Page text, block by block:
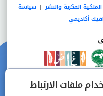
الفكرية والنشر | سياسة
أكاديمي
ملفات الارتباط